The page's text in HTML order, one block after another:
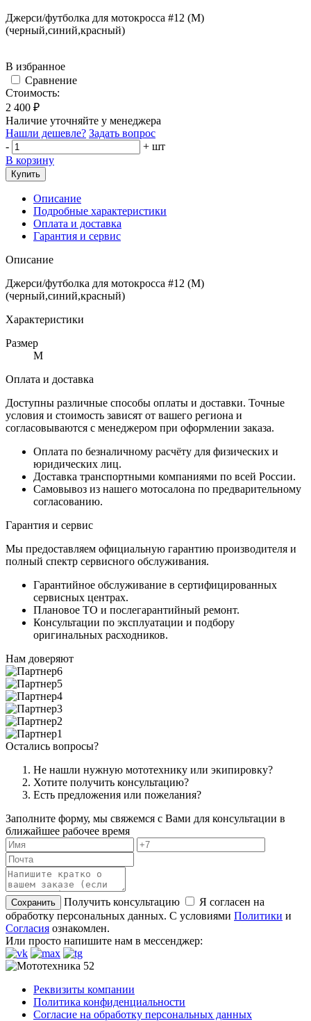
Джерси/футболка для мотокросса #12 (М)
(черный,синий,красный)
В избранное
Сравнение
Стоимость:
2 400 ₽
Наличие уточняйте у менеджера
Нашли дешевле? Задать вопрос
-
+ шт
В корзину
Купить
Описание
Подробные характеристики
Оплата и доставка
Гарантия и сервис
Описание
Джерси/футболка для мотокросса #12 (М)
(черный,синий,красный)
Характеристики
Размер
M
Оплата и доставка
Доступны различные способы оплаты и доставки. Точные
условия и стоимость зависят от вашего региона и
согласовываются с менеджером при оформлении заказа.
Оплата по безналичному расчёту для физических и
юридических лиц.
Доставка транспортными компаниями по всей России.
Самовывоз из нашего мотосалона по предварительному
согласованию.
Гарантия и сервис
Мы предоставляем официальную гарантию производителя и
полный спектр сервисного обслуживания.
Гарантийное обслуживание в сертифицированных
сервисных центрах.
Плановое ТО и послегарантийный ремонт.
Консультации по эксплуатации и подбору
оригинальных расходников.
Нам доверяют
Остались вопросы?
Не нашли нужную мототехнику или экипировку?
Хотите получить консультацию?
Есть предложения или пожелания?
Заполните форму, мы свяжемся с Вами для консультации в
ближайшее рабочее время
Получить консультацию
Я согласен на
обработку персональных данных. С условиями Политики и
Согласия ознакомлен.
Или просто напишите нам в мессенджер:
Реквизиты компании
Политика конфиденциальности
Согласие на обработку персональных данных